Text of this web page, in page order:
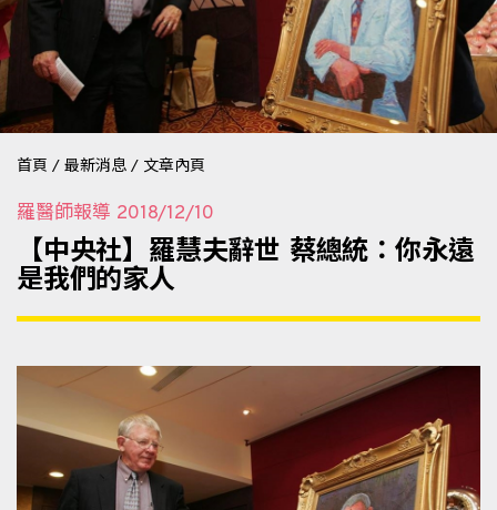
首頁 / 最新消息 / 文章內頁
羅醫師報導 2018/12/10
【中央社】羅慧夫辭世 蔡總統：你永遠
是我們的家人